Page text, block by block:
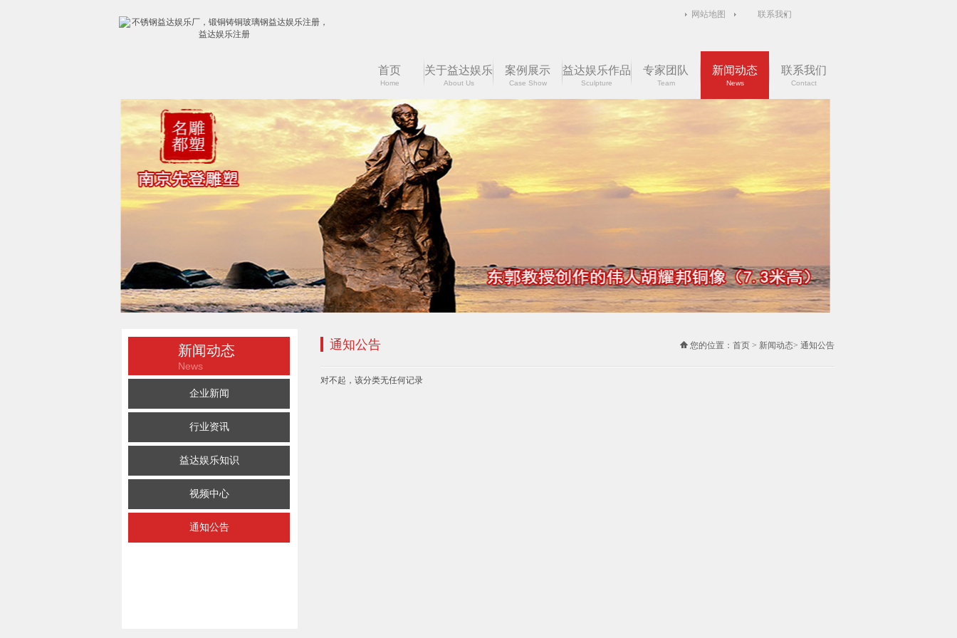
网站地图 联系我们
首页
Home
关于益达娱乐
About Us
案例展示
Case Show
益达娱乐作品
Sculpture
专家团队
Team
新闻动态
News
联系我们
Contact
新闻动态
News
企业新闻
行业资讯
益达娱乐知识
视频中心
通知公告
通知公告 您的位置： 首页 > 新闻动态> 通知公告
对不起，该分类无任何记录